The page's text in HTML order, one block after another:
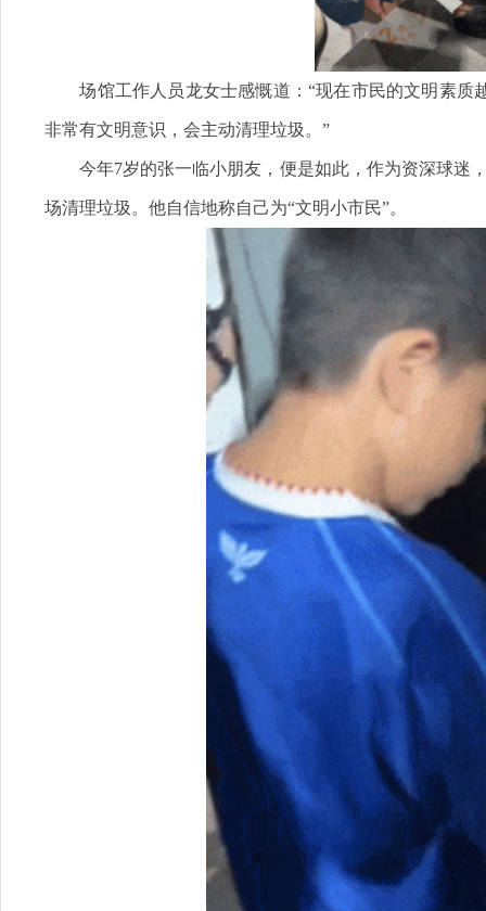
场馆工作人员龙女士感慨道：“现在市民的文明素质
非常有文明意识，会主动清理垃圾。”
今年7岁的张一临小朋友，便是如此，作为资深球迷
场清理垃圾。他自信地称自己为“文明小市民”。